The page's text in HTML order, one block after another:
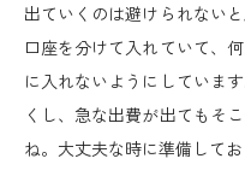
出ていくのは避けられない
口座を分けて入れていて、
に入れないようにしていま
くし、急な出費が出てもそ
ね。大丈夫な時に準備して